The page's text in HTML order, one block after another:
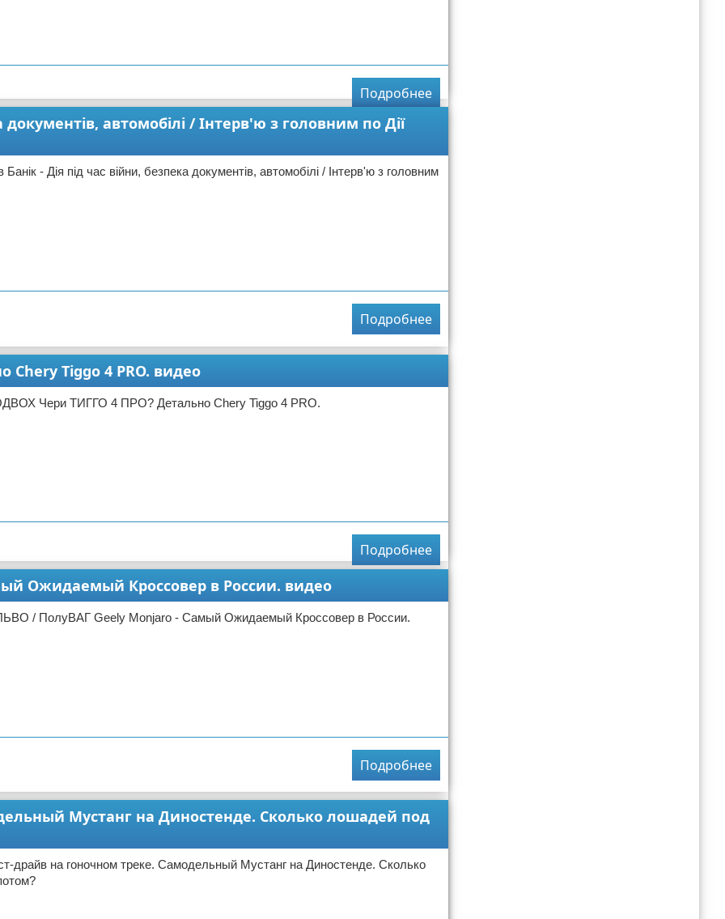
Подробнее
автомобілі / Інтерв'ю з головним по Дії
- Дія під час війни, безпека документів, автомобілі / Інтерв'ю з головним
Подробнее
Tiggo 4 PRO. видео
Чери ТИГГО 4 ПРО? Детально Chery Tiggo 4 PRO.
Подробнее
Ожидаемый Кроссовер в России. видео
/ ПолуВАГ Geely Monjaro - Самый Ожидаемый Кроссовер в России.
Подробнее
Мустанг на Диностенде. Сколько лошадей под
драйв на гоночном треке. Самодельный Мустанг на Диностенде. Сколько